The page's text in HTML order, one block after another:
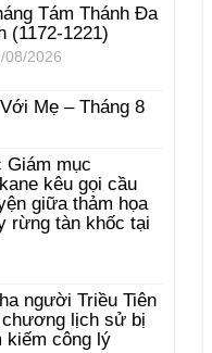
Tám Thánh Ða
(1172-1221)
08/2026
Mẹ – Tháng 8
mục
kêu gọi cầu
giữa thảm họa
rừng tàn khốc tại
người Triều Tiên
lịch sử bị
kiếm công lý